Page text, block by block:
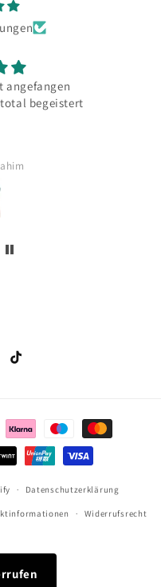
angefangen
begeistert
TikTok
Datenschutzerklärung
Widerrufsrecht